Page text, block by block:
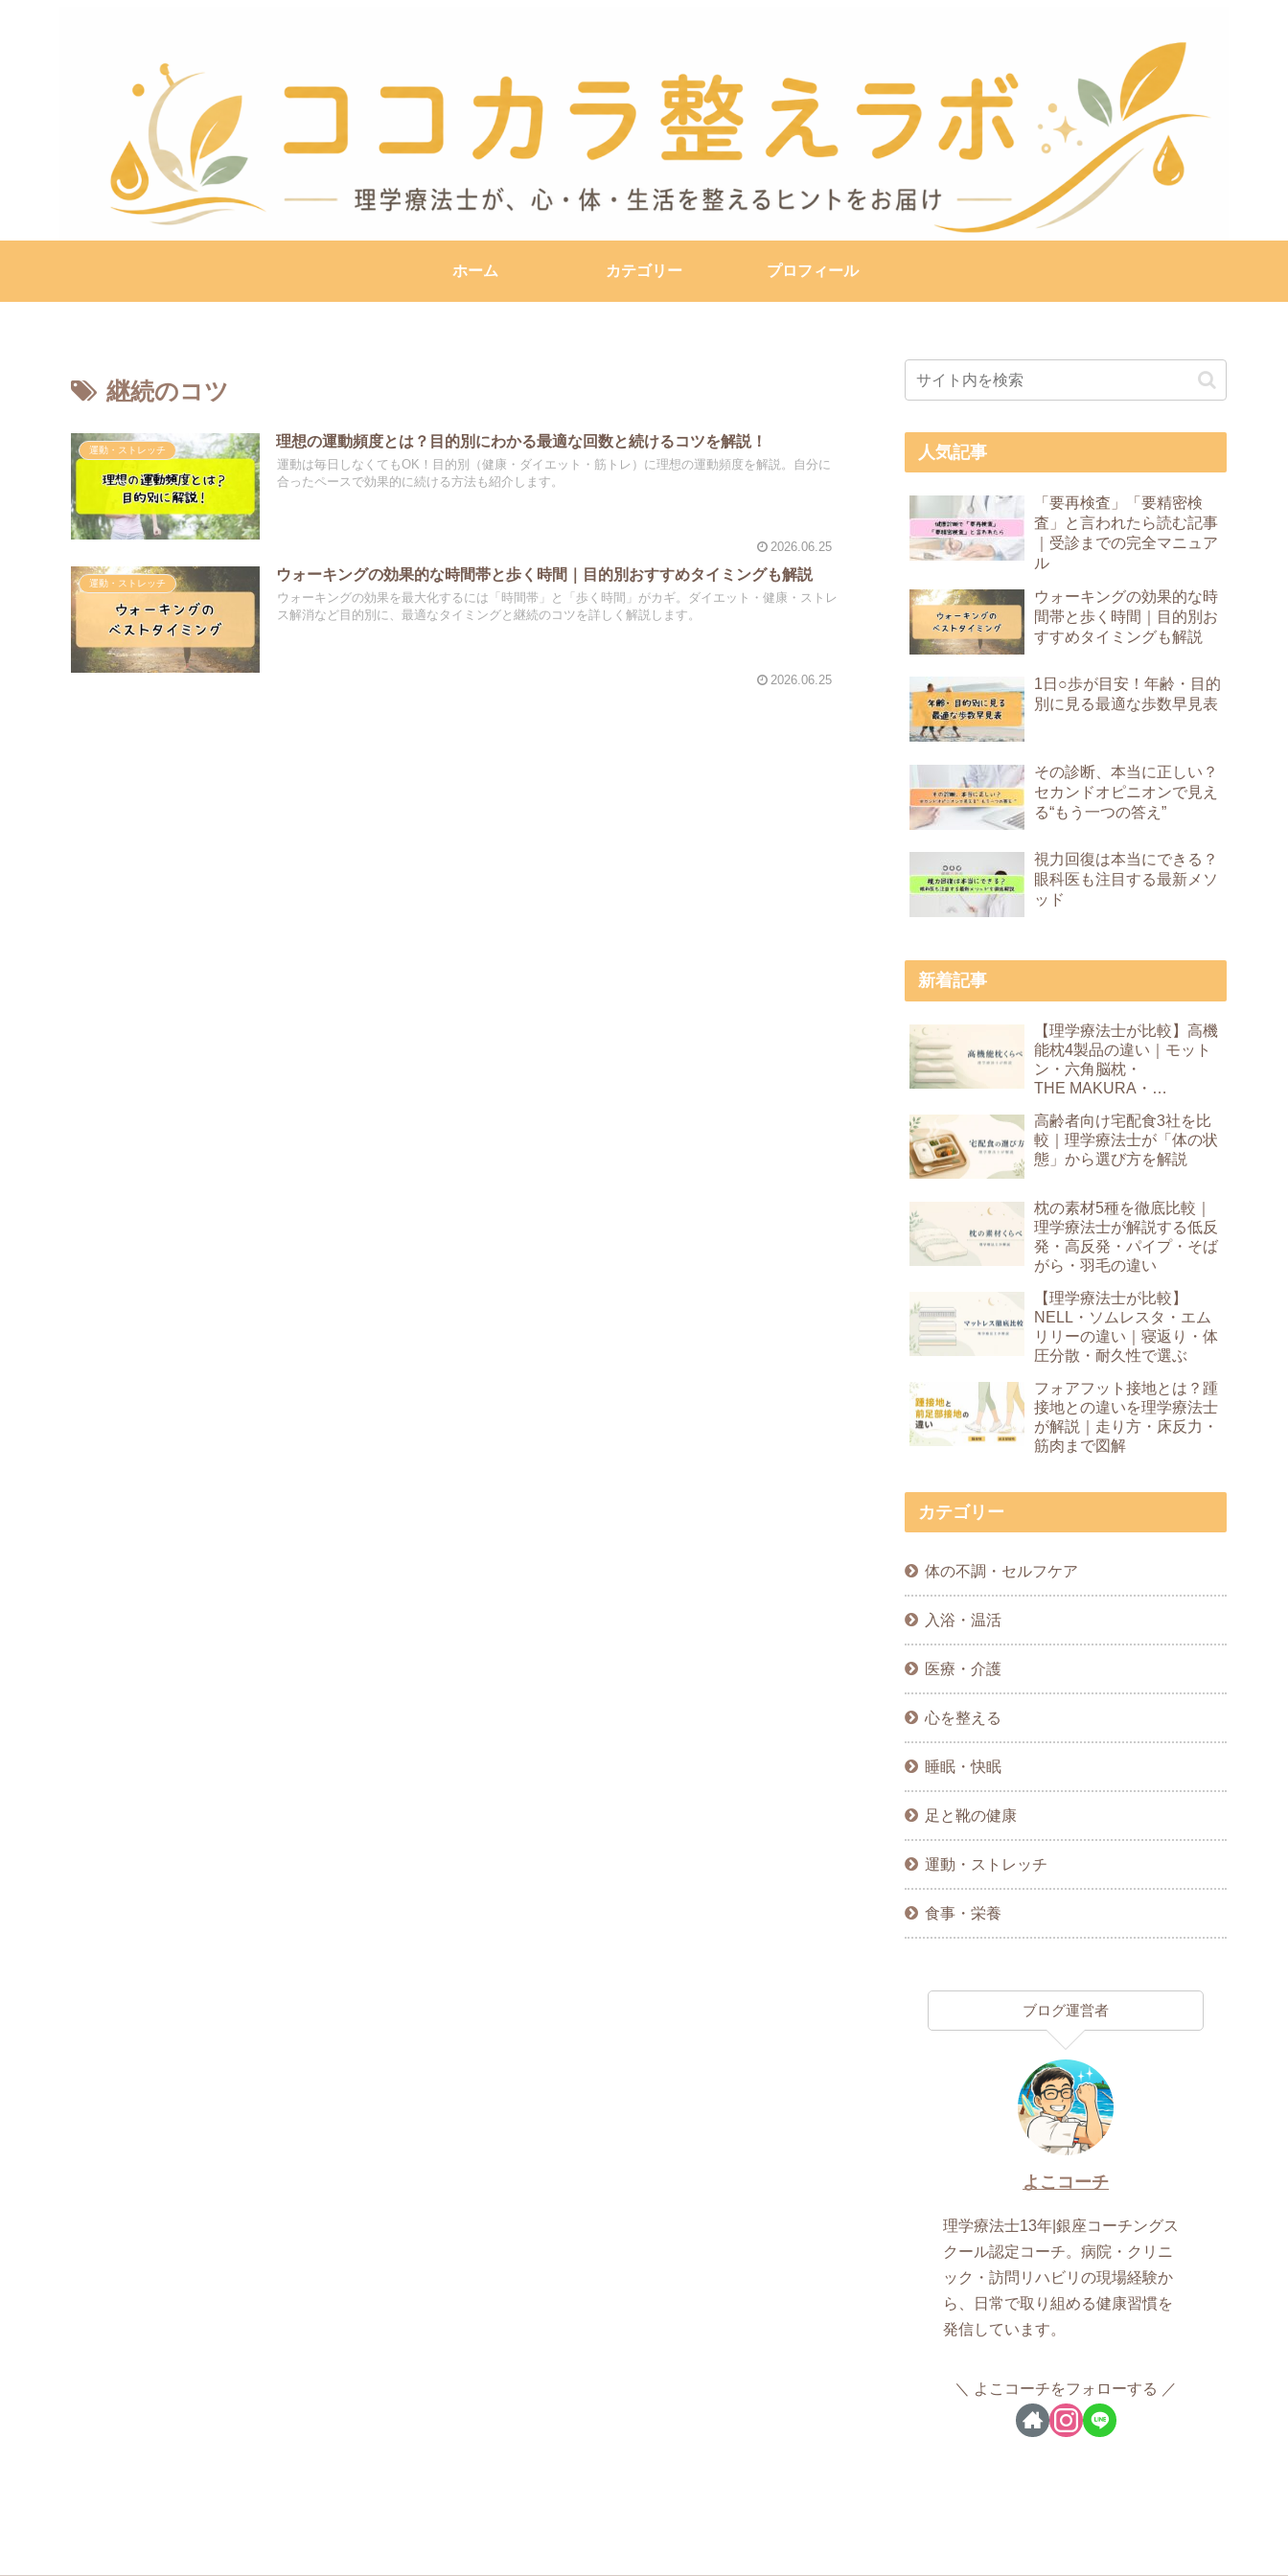
ホーム カテゴリー プロフィール
継続のコツ
運動・ストレッチ
理想の運動頻度とは？目的別にわかる最適な回数と続けるコツを解説！
運動は毎日しなくてもOK！目的別（健康・ダイエット・筋トレ）に理想の運動頻度を解説。自分に
合ったペースで効果的に続ける方法も紹介します。
2026.06.25
運動・ストレッチ
ウォーキングの効果的な時間帯と歩く時間｜目的別おすすめタイミングも解説
ウォーキングの効果を最大化するには「時間帯」と「歩く時間」がカギ。ダイエット・健康・ストレ
ス解消など目的別に、最適なタイミングと継続のコツを詳しく解説します。
2026.06.25
人気記事
「要再検査」「要精密検
査」と言われたら読む記事
｜受診までの完全マニュア
ル
ウォーキングの効果的な時
間帯と歩く時間｜目的別お
すすめタイミングも解説
1日○歩が目安！年齢・目的
別に見る最適な歩数早見表
その診断、本当に正しい？
セカンドオピニオンで見え
る“もう一つの答え”
視力回復は本当にできる？
眼科医も注目する最新メソ
ッド
新着記事
【理学療法士が比較】高機
能枕4製品の違い｜モット
ン・六角脳枕・
THE MAKURA・
高齢者向け宅配食3社を比
較｜理学療法士が「体の状
態」から選び方を解説
枕の素材5種を徹底比較｜
理学療法士が解説する低反
発・高反発・パイプ・そば
がら・羽毛の違い
【理学療法士が比較】
NELL・ソムレスタ・エム
リリーの違い｜寝返り・体
圧分散・耐久性で選ぶ
フォアフット接地とは？踵
接地との違いを理学療法士
が解説｜走り方・床反力・
筋肉まで図解
カテゴリー
体の不調・セルフケア
入浴・温活
医療・介護
心を整える
睡眠・快眠
足と靴の健康
運動・ストレッチ
食事・栄養
ブログ運営者
よこコーチ
理学療法士13年|銀座コーチングス
クール認定コーチ。病院・クリニ
ック・訪問リハビリの現場経験か
ら、日常で取り組める健康習慣を
発信しています。
よこコーチをフォローする